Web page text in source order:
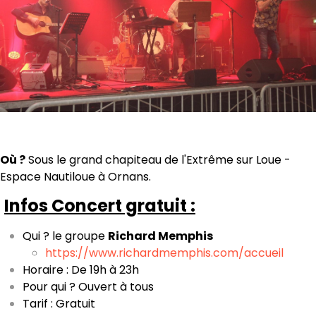
Où ?Sous le grand chapiteau de l'Extrême sur Loue -
Espace Nautiloue à Ornans.
Infos Concert gratuit :
Qui ? le groupe Richard Memphis
https://www.richardmemphis.com/accueil
Horaire : De 19h à 23h
Pour qui ? Ouvert à tous
Tarif : Gratuit